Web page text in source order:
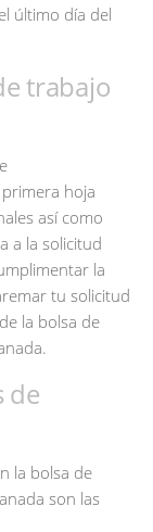
último día del
trabajo
hoja
así como
a la solicitud
la
tu solicitud
la bolsa de
de
la bolsa de
son las